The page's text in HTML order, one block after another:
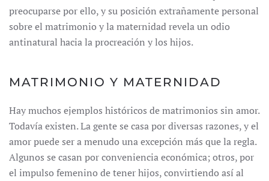
preocuparse por ello, y su posición extrañamente personal
sobre el matrimonio y la maternidad revela un odio
antinatural hacia la procreación y los hijos.
MATRIMONIO Y MATERNIDAD
Hay muchos ejemplos históricos de matrimonios sin amor.
Todavía existen. La gente se casa por diversas razones, y el
amor puede ser a menudo una excepción más que la regla.
Algunos se casan por conveniencia económica; otros, por
el impulso femenino de tener hijos, convirtiendo así al